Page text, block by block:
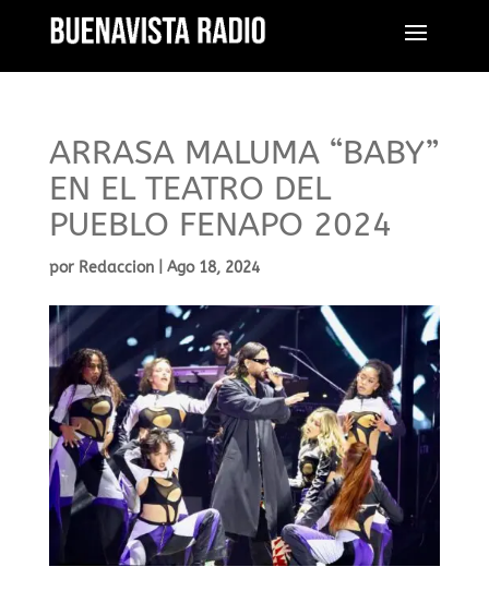
ARRASA MALUMA “BABY”
EN EL TEATRO DEL
PUEBLO FENAPO 2024
por Redaccion| Ago 18, 2024